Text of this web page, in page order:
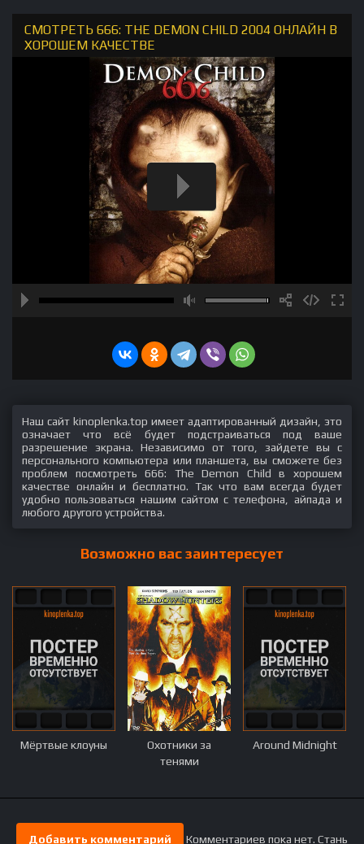
СМОТРЕТЬ 666: THE DEMON CHILD 2004 ОНЛАЙН В
ХОРОШЕМ КАЧЕСТВЕ
Наш сайт kinoplenka.top имеет адаптированный дизайн, это
означает что всё будет подстраиваться под ваше
разрешение экрана. Независимо от того, зайдете вы с
персонального компьютера или планшета, вы сможете без
проблем посмотреть 666: The Demon Child в хорошем
качестве онлайн и бесплатно. Так что вам всегда будет
удобно пользоваться нашим сайтом с телефона, айпада и
любого другого устройства.
Возможно вас заинтересует
Мёртвые клоуны
Охотники за
тенями
Around Midnight
Добавить комментарий Комментариев пока нет. Стань